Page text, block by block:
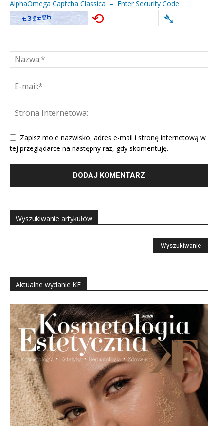
AlphaOmega Captcha Classica – Enter Security Code
⟲ ➴
Zapisz moje nazwisko, adres e-mail i stronę internetową w
tej przeglądarce na następny raz, gdy skomentuję.
Wyszukiwanie artykułów
Aktualne wydanie KE